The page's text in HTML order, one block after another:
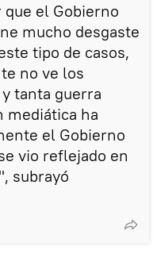
el Gobierno
mucho desgaste
tipo de casos,
no ve los
tanta guerra
mediática ha
el Gobierno
vio reflejado en
subrayó